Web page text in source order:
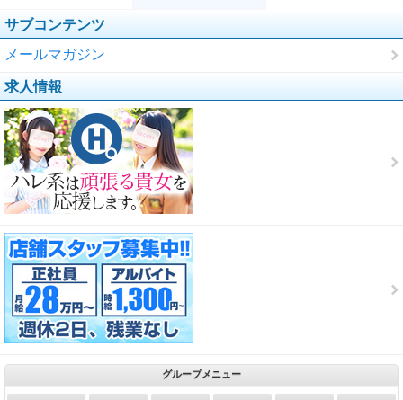
サブコンテンツ
メールマガジン
求人情報
グループメニュー